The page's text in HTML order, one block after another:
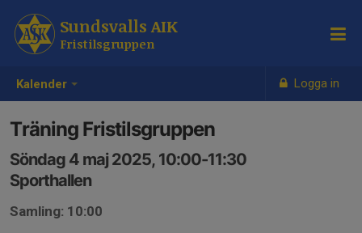
Kalender Logga in
Sundsvalls AIK
Fristilsgruppen
Träning Fristilsgruppen
Söndag 4 maj 2025, 10:00-11:30
Sporthallen
Samling: 10:00